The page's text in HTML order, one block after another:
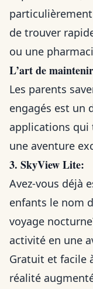
de trouver
ou une
L’art de
Les parents
engagés est un
applications qui
une aventure
3. SkyView Lite:
Avez-vous déjà
enfants le nom
voyage
activité en une
Gratuit et facile
réalité